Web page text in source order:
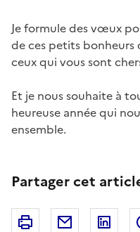
Je formule des vœux
de ces petits bonheurs
ceux qui vous sont
Et je nous souhaite à
heureuse année qui
ensemble.
Partager cet
Imprimer Courriel